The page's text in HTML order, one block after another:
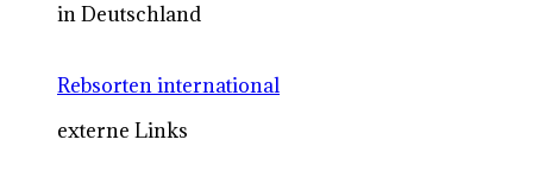
in Deutschland
Rebsorten international
externe Links